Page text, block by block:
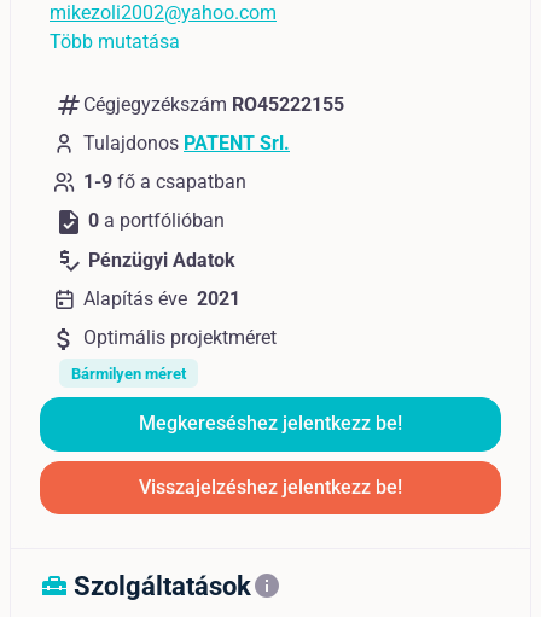
mikezoli2002@yahoo.com
Több mutatása
numbers Cégjegyzékszám RO45222155
Tulajdonos PATENT Srl.
1-9 fő a csapatban
task 0 a portfólióban
price_check Pénzügyi Adatok
Alapítás éve 2021
attach_money Optimális projektméret
Bármilyen méret
Megkereséshez jelentkezz be!
Visszajelzéshez jelentkezz be!
home_repair_service Szolgáltatásokinfo